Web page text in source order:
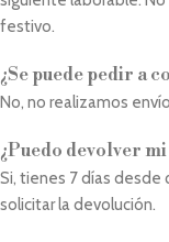
festivo.
¿Se puede pedir a
No, no realizamos
¿Puedo devolver
Si, tienes 7 días
solicitar la devolución.